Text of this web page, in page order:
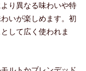
り異なる味わいや特
いが楽しめます。初
して広く使われま